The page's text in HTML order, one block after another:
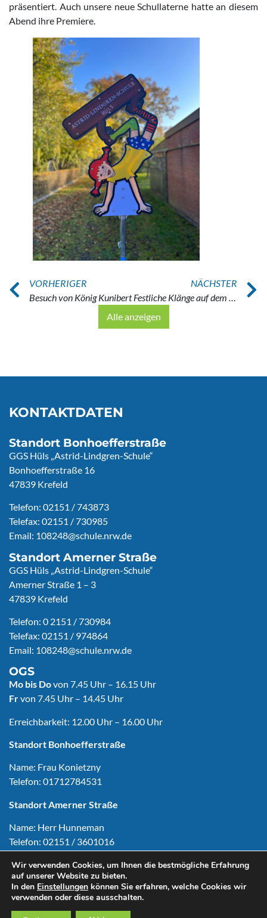
präsentiert. Auch unsere neue Schullaterne hatte an diesem
Abend ihre Premiere.
VORHERIGER
Besuch von König Kunibert
NÄCHSTER
Alle anzeigen
KONTAKTDATEN
Standort Bonhoefferstraße
GGS Hüls „Astrid-Lindgren-Schule“
Bonhoefferstraße 16
47839 Krefeld
Telefon: 02151 / 743873
Telefax: 02151 / 730985
Email: 108248@schule.nrw.de
Standort Amerner Straße
GGS Hüls „Astrid-Lindgren-Schule“
Amerner Straße 1 – 3
47839 Krefeld
Telefon: 0 2151 / 730984
Telefax: 02151 / 974864
Email: 108248@schule.nrw.de
OGS
Mo bis Dovon 7.45 Uhr – 16.15 Uhr
Frvon 7.45 Uhr – 14.45 Uhr
Erreichbarkeit: 12.00 Uhr – 16.00 Uhr
Standort Bonhoefferstraße
Name: Frau Konietzny
Telefon: 01712784531
Standort Amerner Straße
Name: Herr Hunneman
Telefon: 02151 / 3601016
Copyright © Astrid-Lindgren-Schule Hüls 2024
Wir verwenden Cookies, um Ihnen die bestmögliche Erfahrung
auf unserer Website zu bieten.
In den Einstellungen können Sie erfahren, welche Cookies wir
verwenden oder diese ausschalten.